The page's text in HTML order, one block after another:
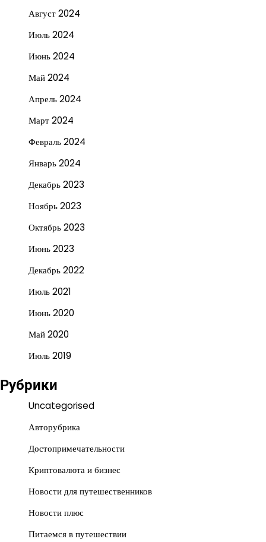
Август 2024
Июль 2024
Июнь 2024
Май 2024
Апрель 2024
Март 2024
Февраль 2024
Январь 2024
Декабрь 2023
Ноябрь 2023
Октябрь 2023
Июнь 2023
Декабрь 2022
Июль 2021
Июнь 2020
Май 2020
Июль 2019
Рубрики
Uncategorised
Авторубрика
Достопримечательности
Криптовалюта и бизнес
Новости для путешественников
Новости плюс
Питаемся в путешествии